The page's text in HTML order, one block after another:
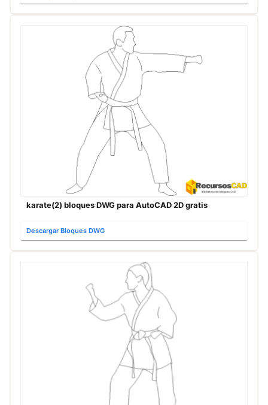
karate(2) bloques DWG para AutoCAD 2D gratis
Descargar Bloques DWG